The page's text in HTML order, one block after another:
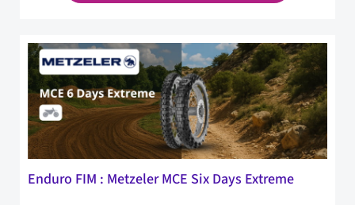
Enduro FIM : Metzeler MCE Six Days Extreme